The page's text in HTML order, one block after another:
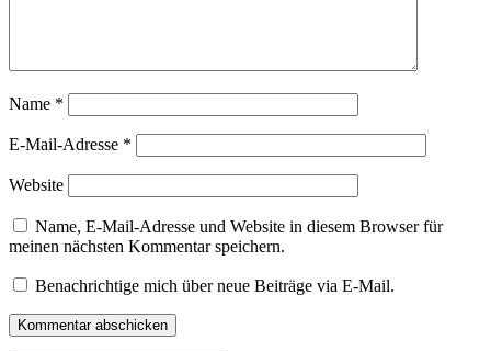
Name *
E-Mail-Adresse *
Website
Name, E-Mail-Adresse und Website in diesem Browser für
meinen nächsten Kommentar speichern.
Benachrichtige mich über neue Beiträge via E-Mail.